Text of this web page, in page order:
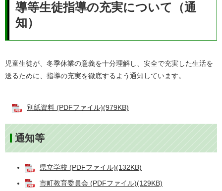
導等生徒指導の充実について（通
知）
児童生徒が、冬季休業の意義を十分理解し、安全で充実した生活を
送るために、指導の充実を徹底するよう通知しています。
別紙資料 (PDFファイル)(979KB)
通知等
県立学校 (PDFファイル)(132KB)
市町教育委員会 (PDFファイル)(129KB)